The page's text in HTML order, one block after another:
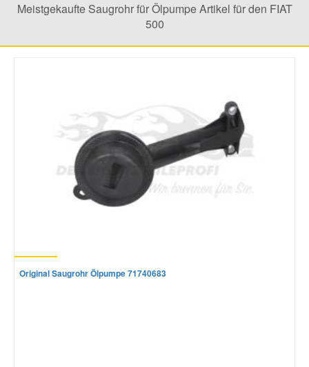
Meistgekaufte Saugrohr für Ölpumpe Artikel für den FIAT
500
Original Saugrohr Ölpumpe 71740683
Kia Ersatzteile
Lancia Ersatzteile
Mercedes Ersatzteile
Mini Ersatzteile
Mitsubishi Ersatzteile